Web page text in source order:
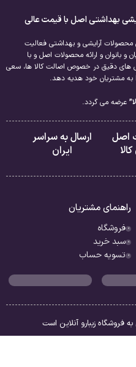
بهداشتی اصل با قیمت عالی
محصولات آرایشی و بهداشتی فعالیت
بانوان و ارائه محصولات اصل و با
های دقیق در خصوص اصالت کالا ها، سعی
به مشتریان خود هدیه دهد.
عرضه می گردد.
اصل
ارسال به سراسر
ایران
راهنمای مشتریان
فروشگاه
سبد خرید
تسویه حساب
زیبارو آنلاین است